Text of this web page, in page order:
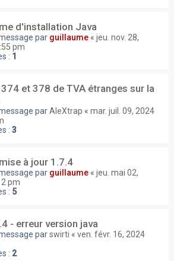
d'installation Java
par guillaume « jeu. nov. 28,
pm
: 1
et 378 de TVA étranges sur la
parAleXtrap « mar. juil. 09, 2024
: 3
à jour 1.7.4
par guillaume « jeu. mai 02,
pm
: 5
- erreur version java
parswirti « ven. févr. 16, 2024
: 2